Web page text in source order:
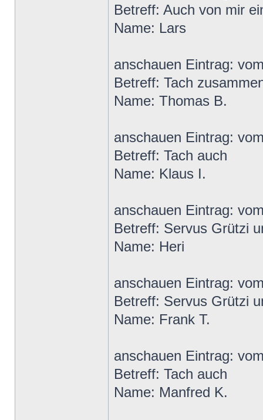
Betreff: Auch von mir
Name: Lars
anschauen Eintrag:
Betreff: Tach
Name: Thomas B.
anschauen Eintrag:
Betreff: Tach auch
Name: Klaus I.
anschauen Eintrag:
Betreff: Servus Grützi
Name: Heri
anschauen Eintrag:
Betreff: Servus Grützi
Name: Frank T.
anschauen Eintrag:
Betreff: Tach auch
Name: Manfred K.